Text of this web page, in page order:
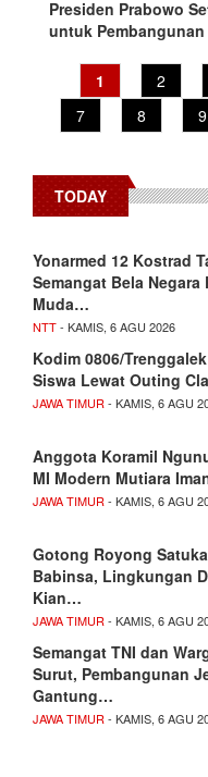
Presiden Prabowo
untuk Pembangunan
PaginationCurrent
page
1 Page
2
Page
7 Page
8 9
TODAY
Yonarmed 12 Kostrad
Semangat Bela Negara
Muda…
NTT- KAMIS, 6 AGU 2026
Kodim 0806/
Siswa Lewat Outing
JAWA TIMUR - KAMIS, 6 AGU
Anggota Koramil
MI Modern Mutiara
JAWA TIMUR - KAMIS, 6 AGU
Gotong Royong
Babinsa, Lingkungan
Kian…
JAWA TIMUR - KAMIS, 6 AGU
Semangat TNI dan
Surut, Pembangunan
Gantung…
JAWA TIMUR - KAMIS, 6 AGU